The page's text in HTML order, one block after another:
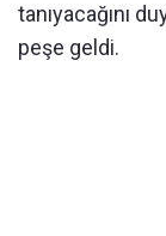
tanıyacağını
peşe geldi.